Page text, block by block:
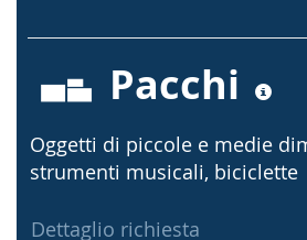
Pacchi
Oggetti di piccole e medie
strumenti musicali, biciclette
Dettaglio richiesta